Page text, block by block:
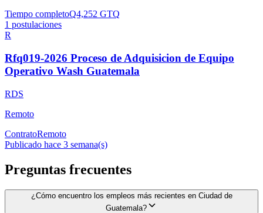
Tiempo completoQ4,252 GTQ
1 postulaciones
R
Rfq019-2026 Proceso de Adquisicion de Equipo
Operativo Wash Guatemala
RDS
Remoto
ContratoRemoto
Publicado hace 3 semana(s)
Preguntas frecuentes
¿Cómo encuentro los empleos más recientes en Ciudad de
Guatemala?